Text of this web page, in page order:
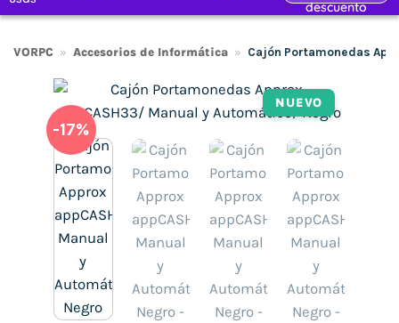
VORPC » Accesorios de Informática » Cajón Portamonedas
NUEVO
-17%